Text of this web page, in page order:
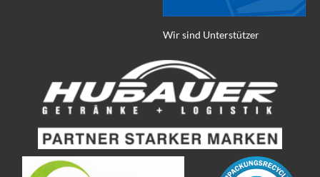
Wir sind Unterstützer